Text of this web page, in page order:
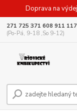
Doprava na
271 725 371 608 911 117
(Po-Pá, 9-18 ,So 9-12)